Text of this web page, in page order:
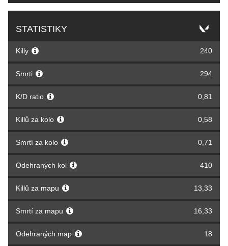
STATISTIKY
Killy 240
Smrti 294
K/D ratio 0,81
Killů za kolo 0,58
Smrtí za kolo 0,71
Odehraných kol 410
Killů za mapu 13,33
Smrtí za mapu 16,33
Odehraných map 18